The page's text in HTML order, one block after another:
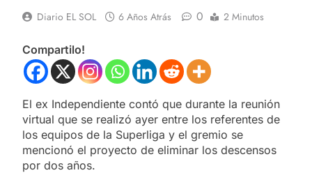
Diario EL SOL 6 Años Atrás 0 2 Minutos
Compartilo!
El ex Independiente contó que durante la reunión
virtual que se realizó ayer entre los referentes de
los equipos de la Superliga y el gremio se
mencionó el proyecto de eliminar los descensos
por dos años.